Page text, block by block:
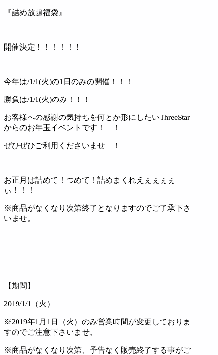
『詰め放題福袋』
開催決定！！！！！！
今年は/1/1(火)の1日のみの開催！！！
勝負は/1/1(火)のみ！！！
お客様への感謝の気持ちを何とか形にしたいThreeStar
からのお年玉イベントです！！！
ぜひぜひご利用くださいませ！！
お正月は詰めて！つめて！詰めまくれえぇぇぇぇ
ぃ！！！
※商品がなくなり次第終了となりますのでご了承下さ
いませ。
【期間】
2019/1/1（火）
※2019年1月1日（火）のみ営業時間が変更しておりま
すのでご注意下さいませ。
※商品がなくなり次第、予告なく販売終了する事がご